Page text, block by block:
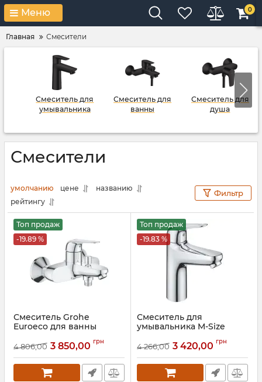
Меню 0
Главная Смесители
Смеситель для
умывальника
Смеситель для
ванны
Смеситель для
душа
Смесители
умолчанию цене
названию
рейтингу
Фильтр
Топ продаж
-19.89 %
Смеситель Grohe
Euroeco для ванны
4 806,00 3 850,00 грн
Топ продаж
-19.83 %
Смеситель для
умывальника M-Size
Артикул:24267001
4 266,00 3 420,00 грн